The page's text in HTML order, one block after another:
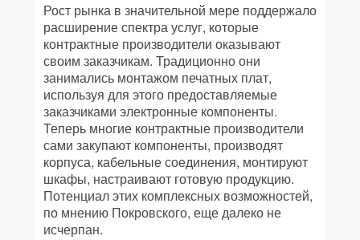
Рост рынка в значительной мере поддержало
расширение спектра услуг, которые
контрактные производители оказывают
своим заказчикам. Традиционно они
занимались монтажом печатных плат,
используя для этого предоставляемые
заказчиками электронные компоненты.
Теперь многие контрактные производители
сами закупают компоненты, производят
корпуса, кабельные соединения, монтируют
шкафы, настраивают готовую продукцию.
Потенциал этих комплексных возможностей,
по мнению Покровского, еще далеко не
исчерпан.